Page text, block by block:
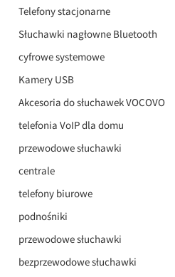
Telefony stacjonarne
Słuchawki nagłowne Bluetooth
cyfrowe systemowe
Kamery USB
Akcesoria do słuchawek VOCOVO
telefonia VoIP dla domu
przewodowe słuchawki
centrale
telefony biurowe
podnośniki
przewodowe słuchawki
bezprzewodowe słuchawki